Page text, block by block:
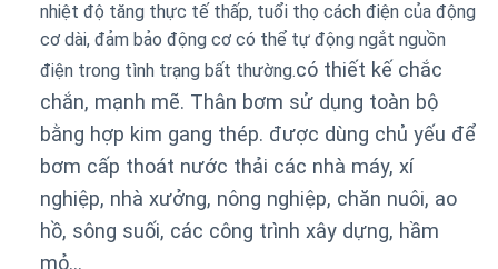
nhiệt độ tăng thực tế thấp, tuổi thọ cách điện của động
cơ dài, đảm bảo động cơ có thể tự động ngắt nguồn
điện trong tình trạng bất thường.có thiết kế chắc
chắn, mạnh mẽ. Thân bơm sử dụng toàn bộ
bằng hợp kim gang thép. được dùng chủ yếu để
bơm cấp thoát nước thải các nhà máy, xí
nghiệp, nhà xưởng, nông nghiệp, chăn nuôi, ao
hồ, sông suối, các công trình xây dựng, hầm
mỏ…